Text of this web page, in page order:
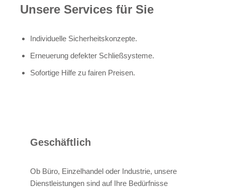
Unsere Services für Sie
Individuelle Sicherheitskonzepte.
Erneuerung defekter Schließsysteme.
Sofortige Hilfe zu fairen Preisen.
Geschäftlich
Ob Büro, Einzelhandel oder Industrie, unsere
Dienstleistungen sind auf Ihre Bedürfnisse